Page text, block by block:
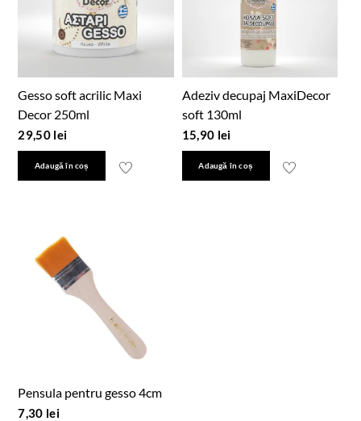
Gesso soft acrilic Maxi
Decor 250ml
29,50 lei
Adaugă în coș
Adeziv decupaj MaxiDecor
soft 130ml
15,90 lei
Adaugă în coș
Pensula pentru gesso 4cm
7,30 lei